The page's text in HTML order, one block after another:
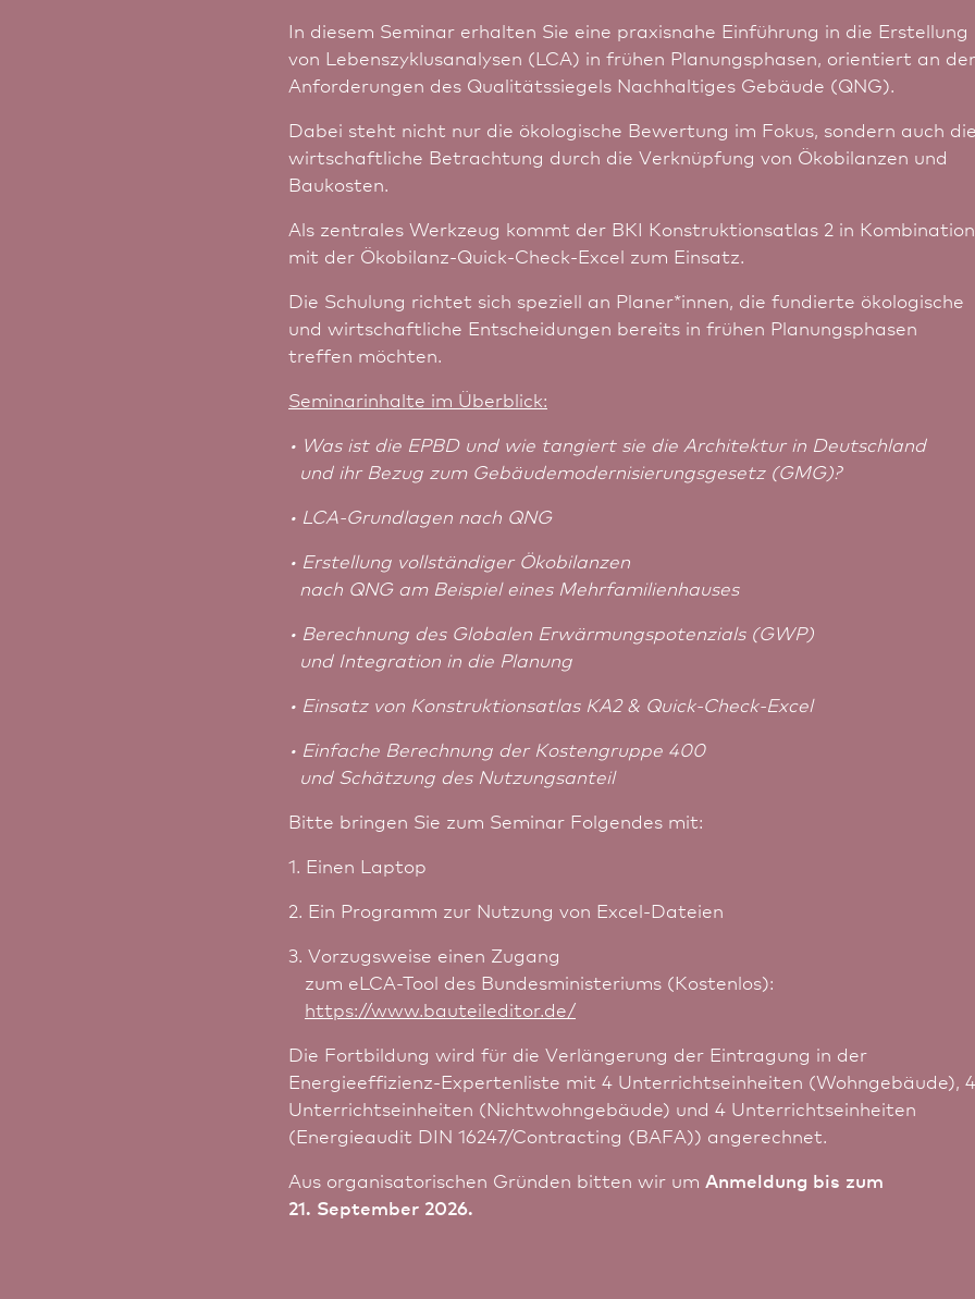
In diesem Seminar erhalten Sie eine praxisnahe Einführung in die Erstellung
von Lebenszyklusanalysen (LCA) in frühen Planungsphasen, orientiert an
Anforderungen des Qualitätssiegels Nachhaltiges Gebäude (QNG).
Dabei steht nicht nur die ökologische Bewertung im Fokus, sondern auch
wirtschaftliche Betrachtung durch die Verknüpfung von Ökobilanzen und
Baukosten.
Als zentrales Werkzeug kommt der BKI Konstruktionsatlas 2 in Kombination
mit der Ökobilanz-Quick-Check-Excel zum Einsatz.
Die Schulung richtet sich speziell an Planer*innen, die fundierte ökologische
und wirtschaftliche Entscheidungen bereits in frühen Planungsphasen
treffen möchten.
Seminarinhalte im Überblick:
• Was ist die EPBD und wie tangiert sie die Archi­tektur in Deutsch­land
und ihr Bezug zum Gebäude­moder­nisie­rungs­ge­setz (GMG)?
• LCA-Grundlagen nach QNG
• Erstellung vollständiger Ökobilanzen
nach QNG am Beispiel eines Mehrfamilienhauses
• Berechnung des Globalen Erwärmungspotenzials (GWP)
und Integration in die Planung
• Einsatz von Konstruktionsatlas KA2 & Quick-Check-Excel
• Einfache Berechnung der Kostengruppe 400
und Schätzung des Nutzungsanteil
Bitte bringen Sie zum Seminar Folgendes mit:
1. Einen Laptop
2. Ein Programm zur Nutzung von Excel-Dateien
3. Vorzugsweise einen Zugang
zum eLCA-Tool des Bundes­ministeriums (Kostenlos):
https://www.bauteileditor.de/
Die Fortbildung wird für die Verlängerung der Eintragung in der
Energieeffizienz-Expertenliste mit 4 Unter­richts­einheiten (Wohngebäude), 4
Unter­richts­einheiten (Nichtwohngebäude) und 4 Unter­richts­einheiten
(Energieaudit DIN 16247/Contracting (BAFA)) angerechnet.
Aus organisatorischen Gründen bitten wir um Anmeldung bis zum
21. September 2026.